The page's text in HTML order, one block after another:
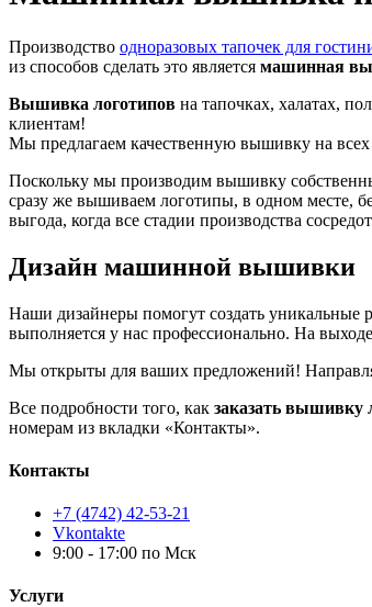
Производство одноразовых тапочек для
из способов сделать это является машинная
Вышивка логотипов на тапочках, халатах,
клиентам!
Мы предлагаем качественную вышивку на
Поскольку мы производим вышивку
сразу же вышиваем логотипы, в одном месте,
выгода, когда все стадии производства
Дизайн машинной вышивки
Наши дизайнеры помогут создать уникальные
выполняется у нас профессионально. На
Мы открыты для ваших предложений!
Все подробности того, как заказать вышивку
номерам из вкладки «Контакты».
Контакты
+7 (4742) 42-53-21
Vkontakte
9:00 - 17:00 по Мск
Услуги